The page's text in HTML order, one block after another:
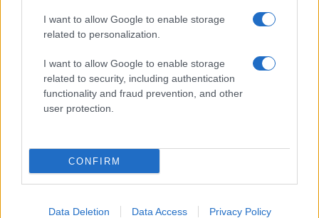
I want to allow Google to enable storage
related to personalization.
I want to allow Google to enable storage
related to security, including authentication
functionality and fraud prevention, and other
user protection.
CONFIRM
Data Deletion Data Access Privacy Policy
Andreas(@andreas)
Active Member
3 Μαΐου 2026 22:02